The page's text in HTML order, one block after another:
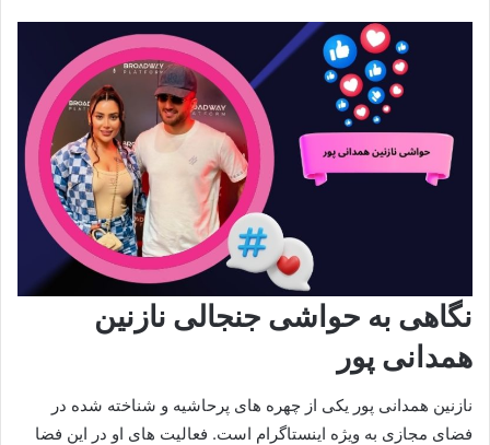
نگاهی به حواشی جنجالی نازنین
همدانی پور
نازنین همدانی پور یکی از چهره‌ های پرحاشیه و شناخته‌ شده در
فضای مجازی به‌ ویژه اینستاگرام است. فعالیت‌ های او در این فضا